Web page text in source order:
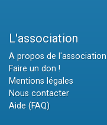
L'association
A propos de l'association
Faire un don !
Mentions légales
Nous contacter
Aide (FAQ)